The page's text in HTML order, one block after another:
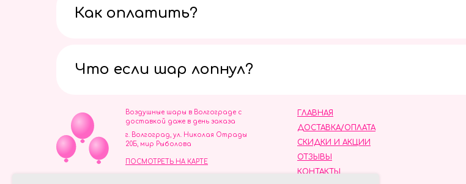
Как оплатить?
Что если шар лопнул?
ОТЗЫВЫ
ГЛАВНАЯ
ДОСТАВКА/ОПЛАТА
СКИДКИ И АКЦИИ
КОНТАКТЫ
Воздушные шары в Волгограде с
доставкой даже в день заказа
г. Волгоград, ул. Николая Отрады
20Б, мир Рыболова
ПОСМОТРЕТЬ НА КАРТЕ